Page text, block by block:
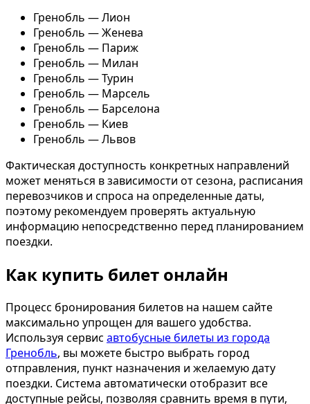
Гренобль — Лион
Гренобль — Женева
Гренобль — Париж
Гренобль — Милан
Гренобль — Турин
Гренобль — Марсель
Гренобль — Барселона
Гренобль — Киев
Гренобль — Львов
Фактическая доступность конкретных направлений
может меняться в зависимости от сезона, расписания
перевозчиков и спроса на определенные даты,
поэтому рекомендуем проверять актуальную
информацию непосредственно перед планированием
поездки.
Как купить билет онлайн
Процесс бронирования билетов на нашем сайте
максимально упрощен для вашего удобства.
Используя сервис автобусные билеты из города
Гренобль, вы можете быстро выбрать город
отправления, пункт назначения и желаемую дату
поездки. Система автоматически отобразит все
доступные рейсы, позволяя сравнить время в пути,